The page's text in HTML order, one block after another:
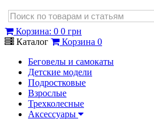
Корзина: 0 0 грн
Каталог
Корзина 0
Беговелы и самокаты
Детские модели
Подростковые
Взрослые
Трехколесные
Аксессуары